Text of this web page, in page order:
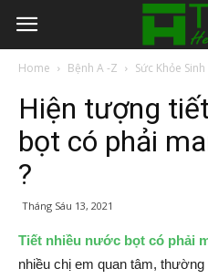
Home Bệnh A -Z Sức Khỏe Sinh
Hiện tượng
bọt có phải
?
Tháng Sáu 13, 2021
Tiết nhiều nước bọt có phải
nhiều chị em quan tâm,